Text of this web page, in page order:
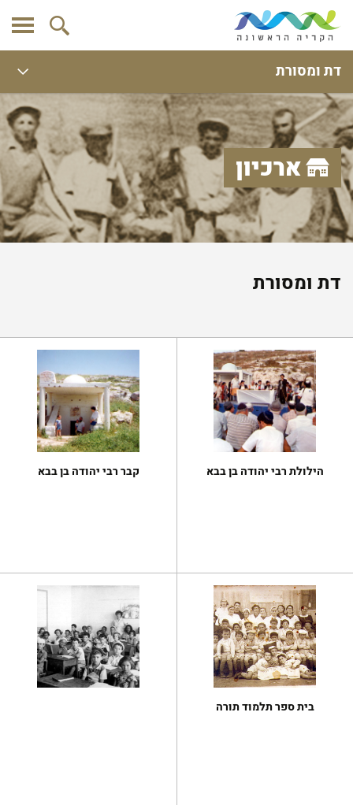
דת ומסורת
ארכיון
דת ומסורת
הילולת רבי יהודה בן בבא קבר רבי יהודה בן בבא
בית ספר תלמוד תורה